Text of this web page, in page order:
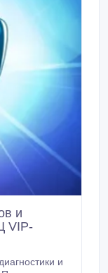
и
VIP-
и